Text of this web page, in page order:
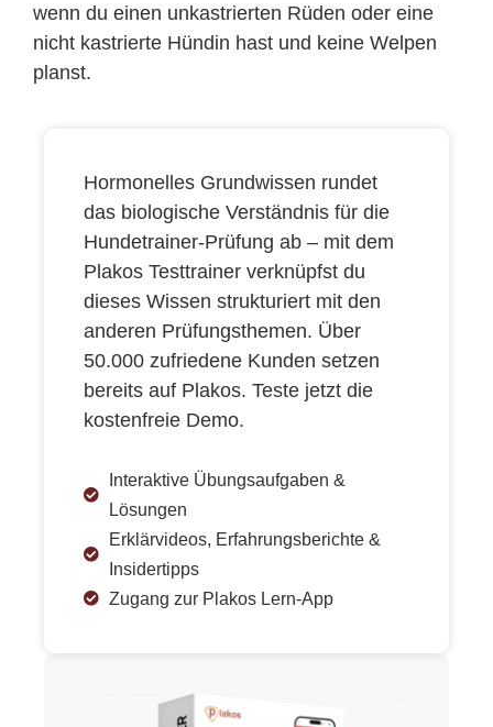
wenn du einen unkastrierten Rüden oder eine
nicht kastrierte Hündin hast und keine Welpen
planst.
Hormonelles Grundwissen rundet
das biologische Verständnis für die
Hundetrainer-Prüfung ab – mit dem
Plakos Testtrainer verknüpfst du
dieses Wissen strukturiert mit den
anderen Prüfungsthemen. Über
50.000 zufriedene Kunden setzen
bereits auf Plakos. Teste jetzt die
kostenfreie Demo.
Interaktive Übungsaufgaben &
Lösungen
Erklärvideos, Erfahrungsberichte &
Insidertipps
Zugang zur Plakos Lern-App